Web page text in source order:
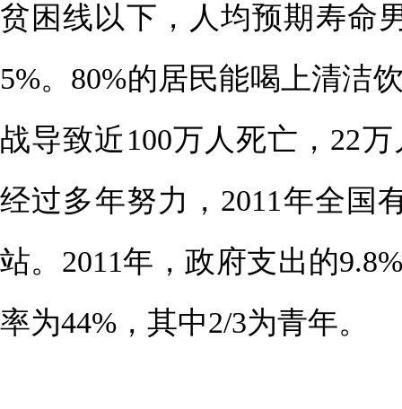
贫困线以下，人均预期寿命
5%。80%的居民能喝上清洁
战导致近100万人死亡，22
经过多年努力，2011年全国
站。2011年，政府支出的
率为44%，其中2/3为青年。